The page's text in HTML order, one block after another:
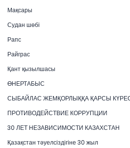
Мақсары
Судан шөбі
Рапс
Райграс
Қант қызылшасы
ӨНЕРТАБЫС
СЫБАЙЛАС ЖЕМҚОРЛЫҚҚА ҚАРСЫ
ПРОТИВОДЕЙСТВИЕ КОРРУПЦИИ
30 ЛЕТ НЕЗАВИСИМОСТИ КАЗАХСТАН
Қазақстан тәуелсіздігіне 30 жыл